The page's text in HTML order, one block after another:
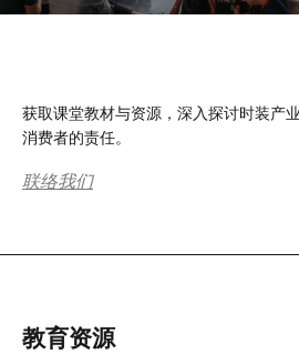
获取课堂教材与资源，深入探讨时装产
消费者的责任。
联络我们
教育资源